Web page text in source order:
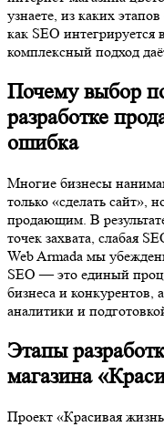
Почему выбор
разработке
ошибка
Многие бизнесы
«сделать сайт», но не
слабая SEO‑база,
убеждены: разработка
процесс, который
заканчивается
продвижению.
Этапы
магазина
Проект «Красивая
подарков. Задача:
инструмент, готовый к
мы строили работу.